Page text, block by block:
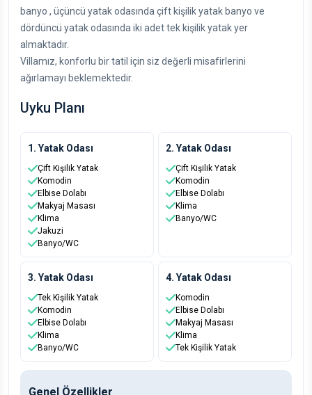
banyo , üçüncü yatak odasında çift kişilik yatak banyo ve
dördüncü yatak odasında iki adet tek kişilik yatak yer
almaktadır.
Villamız, konforlu bir tatil için siz değerli misafirlerini
ağırlamayı beklemektedir.
Uyku Planı
1. Yatak Odası
Çift Kişilik Yatak
Komodin
Elbise Dolabı
Makyaj Masası
Klima
Jakuzi
Banyo/WC
2. Yatak Odası
Çift Kişilik Yatak
Komodin
Elbise Dolabı
Klima
Banyo/WC
3. Yatak Odası
Tek Kişilik Yatak
Komodin
Elbise Dolabı
Klima
Banyo/WC
4. Yatak Odası
Komodin
Elbise Dolabı
Makyaj Masası
Klima
Tek Kişilik Yatak
Genel Özellikler